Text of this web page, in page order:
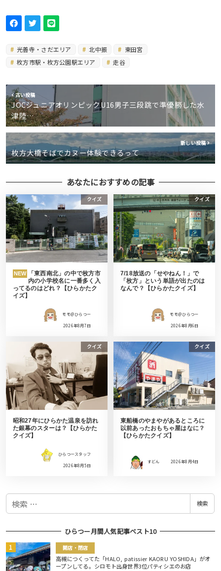
光善寺・さだエリア 北中振
東田宮
枚方市駅・枚方公園駅エリア
走谷
古い投稿
JOCジュニアオリンピックU16男子三段跳で準優勝した水
津陸…
新しい投稿
枚方大橋そばでカヌー体験できるって
あなたにおすすめの記事
クイズ
NEW
「東西南北」の中で枚方市
内の小学校名に一番多く入
ってるのはどれ？【ひらかたク
イズ】
モモ＠ひらつー
2026年8月7日
クイズ
7/18放送の「せやねん！」で
「枚方」という単語が出たのは
なんで？【ひらかたクイズ】
モモ＠ひらつー
2026年8月6日
クイズ
昭和27年にひらかた温泉を訪れ
た銀幕のスターは？【ひらかた
クイズ】
ひらつースタッフ
2026年8月5日
クイズ
東船橋のやまやがあるところに
以前あったおもちゃ屋はなに？
【ひらかたクイズ】
すどん 2026年8月4日
検
検索
ひらつー月間人気記事ベスト10
開店・閉店
高槻につくってた「HALO, patissier KAORU YOSHIDA」がオ
ープンしてる。シロモト出身世界3位パティシエのお店